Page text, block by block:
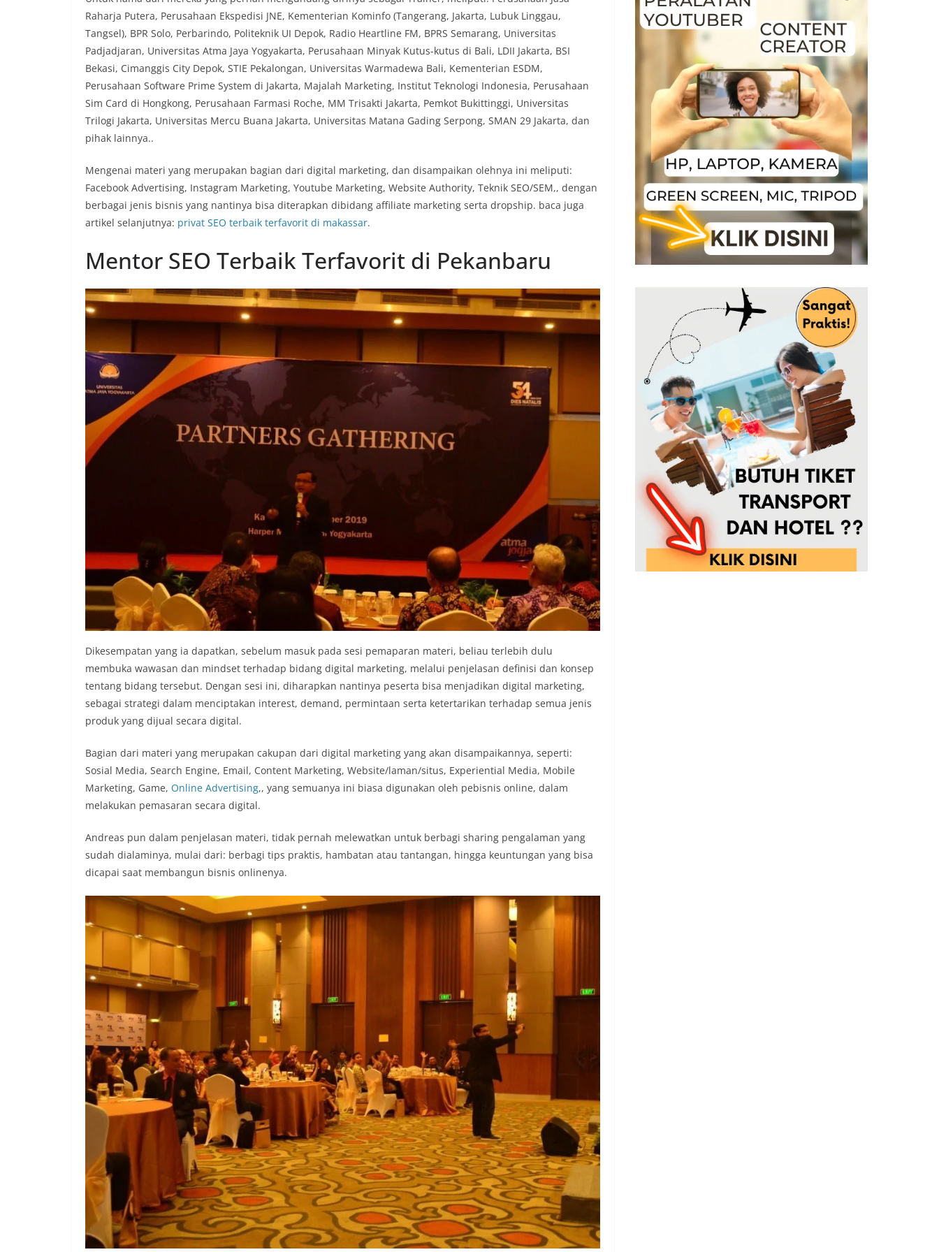
Raharja Putera, Perusahaan Ekspedisi JNE, Kementerian Kominfo (Tangerang, Jakarta, Lubuk Linggau,
Tangsel), BPR Solo, Perbarindo, Politeknik UI Depok, Radio Heartline FM, BPRS Semarang, Universitas
Padjadjaran, Universitas Atma Jaya Yogyakarta, Perusahaan Minyak Kutus-kutus di Bali, LDII Jakarta, BSI
Bekasi, Cimanggis City Depok, STIE Pekalongan, Universitas Warmadewa Bali, Kementerian ESDM,
Perusahaan Software Prime System di Jakarta, Majalah Marketing, Institut Teknologi Indonesia, Perusahaan
Sim Card di Hongkong, Perusahaan Farmasi Roche, MM Trisakti Jakarta, Pemkot Bukittinggi, Universitas
Trilogi Jakarta, Universitas Mercu Buana Jakarta, Universitas Matana Gading Serpong, SMAN 29 Jakarta, dan
pihak lainnya..
Mengenai materi yang merupakan bagian dari digital marketing, dan disampaikan olehnya ini meliputi:
Facebook Advertising, Instagram Marketing, Youtube Marketing, Website Authority, Teknik SEO/SEM,, dengan
berbagai jenis bisnis yang nantinya bisa diterapkan dibidang affiliate marketing serta dropship. baca juga
artikel selanjutnya: privat SEO terbaik terfavorit di makassar.
Mentor SEO Terbaik Terfavorit di Pekanbaru
Dikesempatan yang ia dapatkan, sebelum masuk pada sesi pemaparan materi, beliau terlebih dulu
membuka wawasan dan mindset terhadap bidang digital marketing, melalui penjelasan definisi dan konsep
tentang bidang tersebut. Dengan sesi ini, diharapkan nantinya peserta bisa menjadikan digital marketing,
sebagai strategi dalam menciptakan interest, demand, permintaan serta ketertarikan terhadap semua jenis
produk yang dijual secara digital.
Bagian dari materi yang merupakan cakupan dari digital marketing yang akan disampaikannya, seperti:
Sosial Media, Search Engine, Email, Content Marketing, Website/laman/situs, Experiential Media, Mobile
Marketing, Game, Online Advertising,, yang semuanya ini biasa digunakan oleh pebisnis online, dalam
melakukan pemasaran secara digital.
Andreas pun dalam penjelasan materi, tidak pernah melewatkan untuk berbagi sharing pengalaman yang
sudah dialaminya, mulai dari: berbagi tips praktis, hambatan atau tantangan, hingga keuntungan yang bisa
dicapai saat membangun bisnis onlinenya.